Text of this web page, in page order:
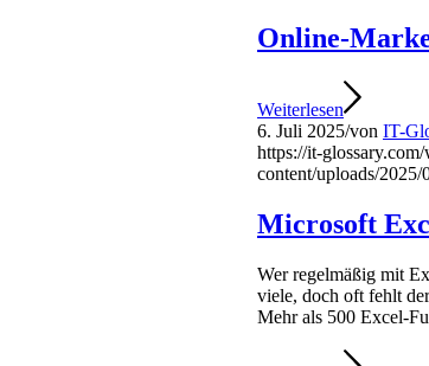
Online-
Weiterlesen
6. Juli 2025/von IT-
https://it-
content/uploads/2025/
Microsoft
Wer regelmäßig mit
viele, doch oft fehlt
Mehr als 500 Excel-